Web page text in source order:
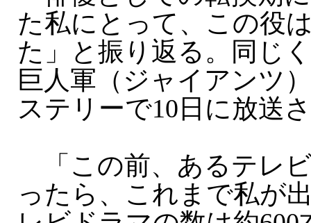
た私にとって、この役
た」と振り返る。同じ
巨人軍（ジャイアンツ
ステリーで10日に放送
「この前、あるテレ
ったら、これまで私が